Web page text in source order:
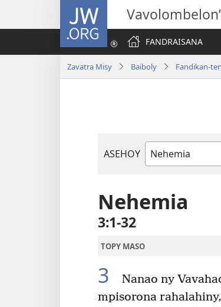
JW.ORG
FANDRAISANA
Zavatra Misy Baiboly Fandikan-
ASEHOY
Boky
Amin’ny
Baiboly
Nehemia
3:1-32
TOPY MASO
3 Nanao ny
mpisorona